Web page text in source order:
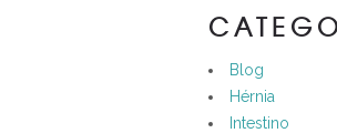
Blog
Hérnia
Intestino